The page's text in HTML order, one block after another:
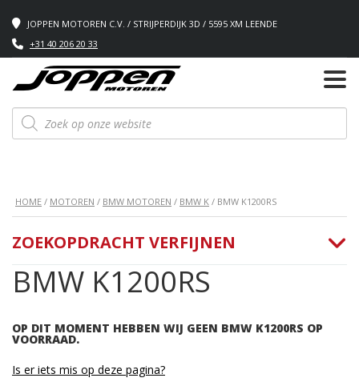
JOPPEN MOTOREN C.V. / STRIJPERDIJK 3D / 5595 XM LEENDE
+31 40 206 20 33
Producten
zoeken
HOME / MOTOREN / BMW MOTOREN / BMW K / BMW K1200RS
BMW K1200RS
OP DIT MOMENT HEBBEN WIJ GEEN BMW K1200RS OP
VOORRAAD.
ZOEKOPDRACHT VERFIJNEN
Is er iets mis op deze pagina?